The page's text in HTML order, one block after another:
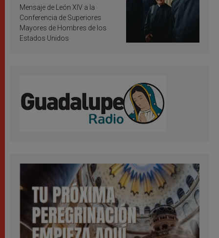
inspiración y santificación
Mensaje de León XIV a la
Conferencia de Superiores
Mayores de Hombres de los
Estados Unidos